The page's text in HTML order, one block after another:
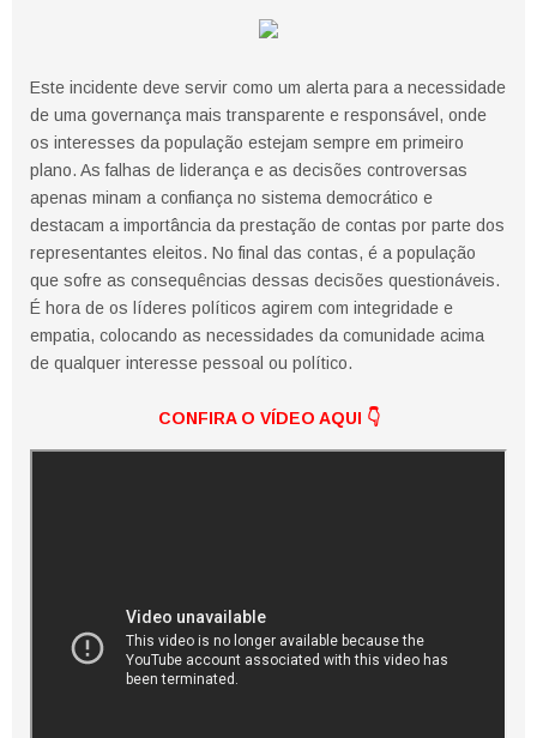
Este incidente deve servir como um alerta para a necessidade
de uma governança mais transparente e responsável, onde
os interesses da população estejam sempre em primeiro
plano. As falhas de liderança e as decisões controversas
apenas minam a confiança no sistema democrático e
destacam a importância da prestação de contas por parte dos
representantes eleitos. No final das contas, é a população
que sofre as consequências dessas decisões questionáveis.
É hora de os líderes políticos agirem com integridade e
empatia, colocando as necessidades da comunidade acima
de qualquer interesse pessoal ou político.
CONFIRA O VÍDEO AQUI 👇